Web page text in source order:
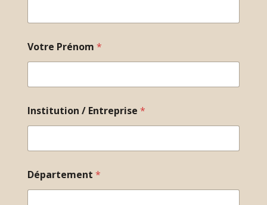
Votre Prénom *
Institution / Entreprise *
Département *